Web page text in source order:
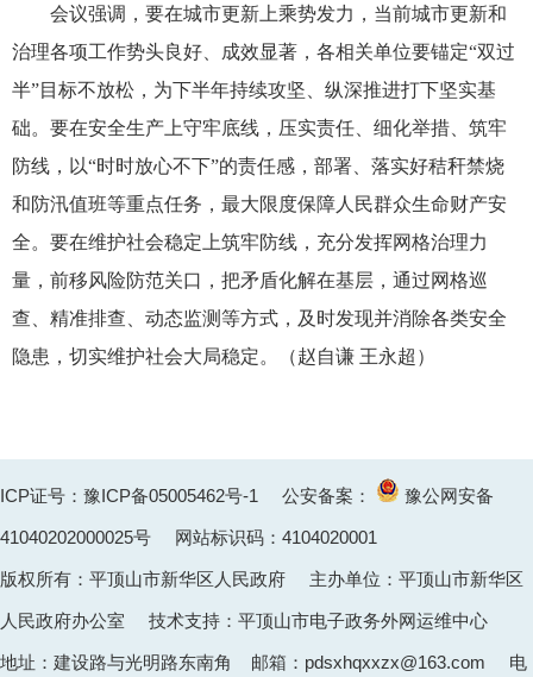
会议强调，要在城市更新上乘势发力，当前城市更新和
治理各项工作势头良好、成效显著，各相关单位要锚定“双过
半”目标不放松，为下半年持续攻坚、纵深推进打下坚实基
础。要在安全生产上守牢底线，压实责任、细化举措、筑牢
防线，以“时时放心不下”的责任感，部署、落实好秸秆禁烧
和防汛值班等重点任务，最大限度保障人民群众生命财产安
全。要在维护社会稳定上筑牢防线，充分发挥网格治理力
量，前移风险防范关口，把矛盾化解在基层，通过网格巡
查、精准排查、动态监测等方式，及时发现并消除各类安全
隐患，切实维护社会大局稳定。（赵自谦 王永超）
ICP证号：豫ICP备05005462号-1 公安备案： 豫公网安备
41040202000025号 网站标识码：4104020001
版权所有：平顶山市新华区人民政府 主办单位：平顶山市新华区
人民政府办公室 技术支持：平顶山市电子政务外网运维中心
地址：建设路与光明路东南角 邮箱：pdsxhqxxzx@163.com 电